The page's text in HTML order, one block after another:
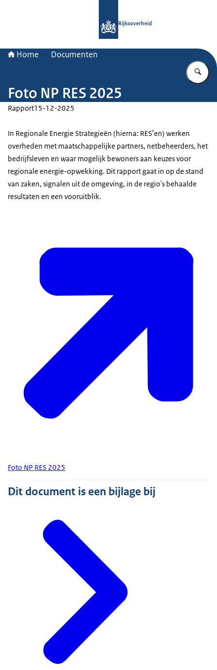
Rijksoverheid
Home Documenten
Foto NP RES 2025
Rapport15-12-2025
In Regionale Energie Strategieën (hierna: RES’en) werken
overheden met maatschappelijke partners, netbeheerders, het
bedrijfsleven en waar mogelijk bewoners aan keuzes voor
regionale energie-opwekking. Dit rapport gaat in op de stand
van zaken, signalen uit de omgeving, in de regio's behaalde
resultaten en een vooruitblik.
Foto NP RES 2025
Dit document is een bijlage bij